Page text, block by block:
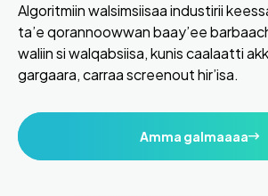
Algoritmiin walsimsiisaa industirii
ta’e qorannoowwan baay’ee
waliin si walqabsiisa, kunis caalaatti
gargaara, carraa screenout hir’isa.
Amma galmaaaa